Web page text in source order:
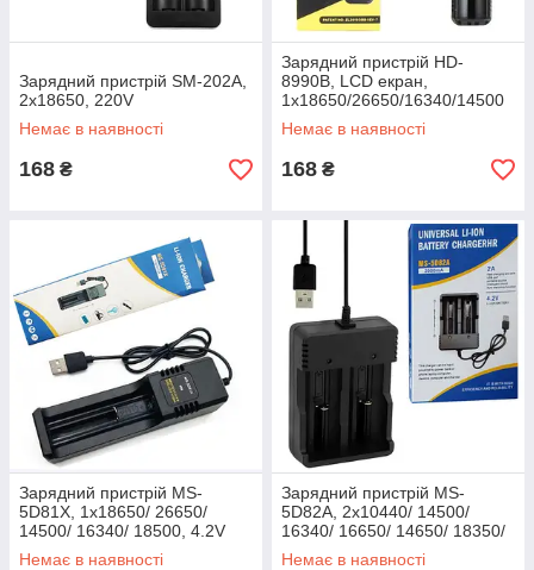
Зарядний пристрій SM-202А,
2х18650, 220V
Немає в наявності
168 ₴
Зарядний пристрій HD-
8990B, LCD екран,
1x18650/26650/16340/14500
Немає в наявності
168 ₴
Зарядний пристрій MS-
5D81X, 1х18650/ 26650/
14500/ 16340/ 18500, 4.2V
Немає в наявності
Зарядний пристрій MS-
5D82A, 2х10440/ 14500/
16340/ 16650/ 14650/ 18350/
18500/ 18650, 4,2V
Немає в наявності